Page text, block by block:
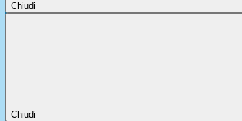
Chiudi
Chiudi